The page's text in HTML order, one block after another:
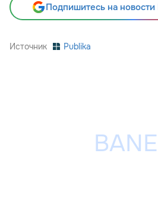
Подпишитесь на
Источник Publika